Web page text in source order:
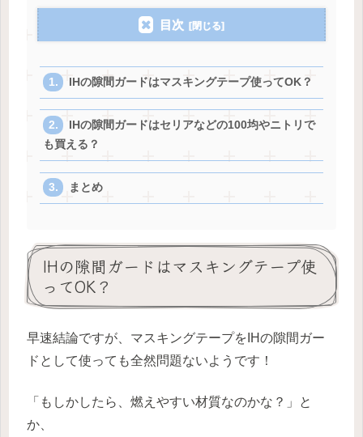
目次
IHの隙間ガードはマスキングテープ使ってOK？
IHの隙間ガードはセリアなどの100均やニトリで
も買える？
まとめ
IHの隙間ガードはマスキングテープ使
ってOK？
早速結論ですが、マスキングテープをIHの隙間ガー
ドとして使っても全然問題ないようです！
「もしかしたら、燃えやすい材質なのかな？」と
か、